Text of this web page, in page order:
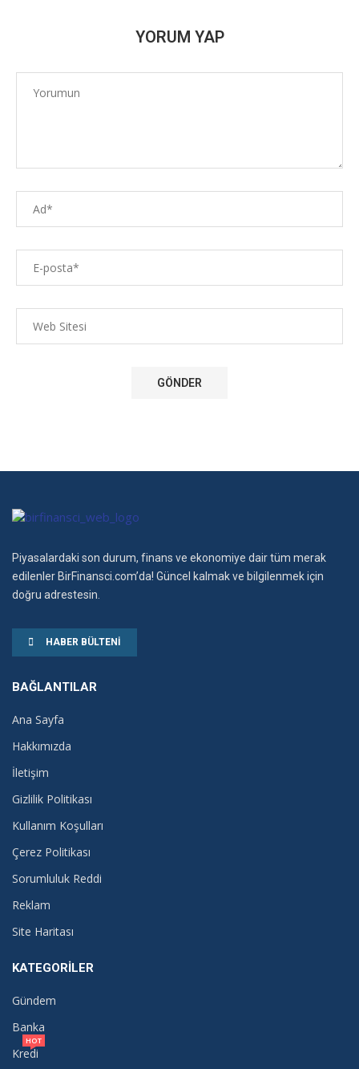
YORUM YAP
Piyasalardaki son durum, finans ve ekonomiye dair tüm merak
edilenler BirFinansci.com’da! Güncel kalmak ve bilgilenmek için
doğru adrestesin.
HABER BÜLTENI
BAĞLANTILAR
Ana Sayfa
Hakkımızda
İletişim
Gizlilik Politikası
Kullanım Koşulları
Çerez Politikası
Sorumluluk Reddi
Reklam
Site Haritası
KATEGORILER
Gündem
Banka
Kredi
HOT